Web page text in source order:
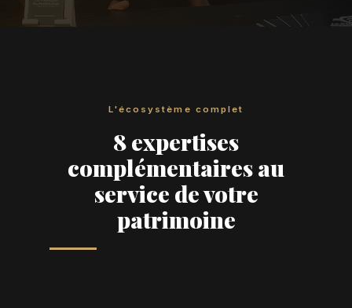
L'écosystème complet
8 expertises
complémentaires au
service de votre
patrimoine